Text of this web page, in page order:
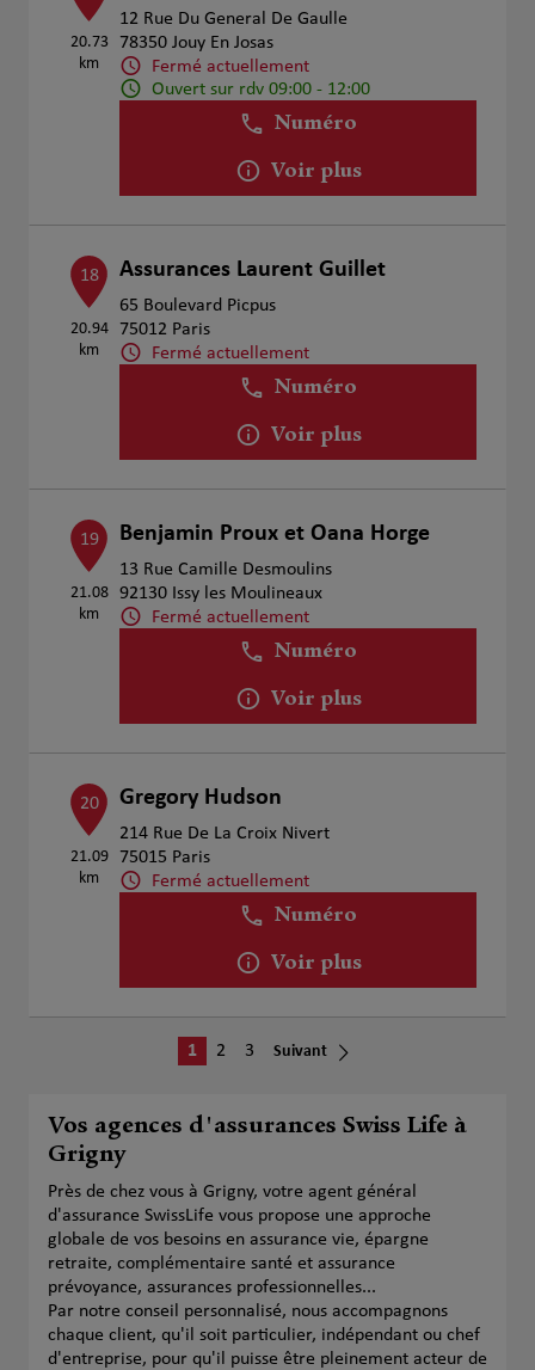
20.73
km
12 Rue Du General De Gaulle
78350 Jouy En Josas
Fermé actuellement
Ouvert sur rdv 09:00 - 12:00
Numéro
Voir plus
18
20.94
km
Assurances Laurent Guillet
65 Boulevard Picpus
75012 Paris
Fermé actuellement
Numéro
Voir plus
19
21.08
km
Benjamin Proux et Oana Horge
13 Rue Camille Desmoulins
92130 Issy les Moulineaux
Fermé actuellement
Numéro
Voir plus
20
21.09
km
Gregory Hudson
214 Rue De La Croix Nivert
75015 Paris
Fermé actuellement
Numéro
Voir plus
1 2 3 Suivant
Vos agences d'assurances Swiss Life à
Grigny
Près de chez vous à Grigny, votre agent général
d'assurance SwissLife vous propose une approche
globale de vos besoins en assurance vie, épargne
retraite, complémentaire santé et assurance
prévoyance, assurances professionnelles...
Par notre conseil personnalisé, nous accompagnons
chaque client, qu'il soit particulier, indépendant ou chef
d'entreprise, pour qu'il puisse être pleinement acteur de